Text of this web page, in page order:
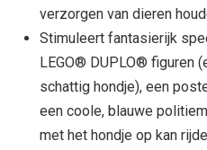
verzorgen van dieren
Stimuleert fantasierijk
LEGO® DUPLO® figuren
schattig hondje), een
een coole, blauwe
met het hondje op kan